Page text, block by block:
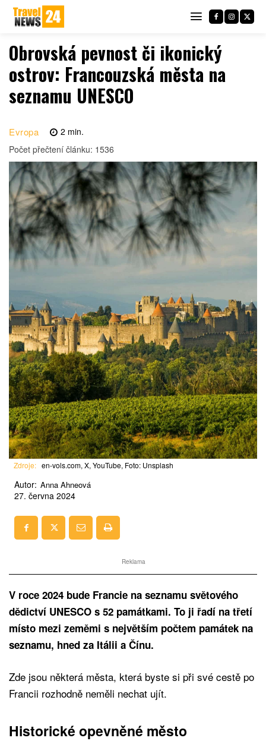
Obrovská pevnost či ikonický
ostrov: Francouzská města na
seznamu UNESCO
Evropa 2 min.
Počet přečtení článku: 1536
Zdroje: en-vols.com, X, YouTube, Foto: Unsplash
Autor: Anna Ahneová
27. června 2024
Reklama
V roce 2024 bude Francie na seznamu světového
dědictví UNESCO s 52 památkami. To ji řadí na třetí
místo mezi zeměmi s největším počtem památek na
seznamu, hned za Itálii a Čínu.
Zde jsou některá města, která byste si při své cestě po
Francii rozhodně neměli nechat ujít.
Historické opevněné město